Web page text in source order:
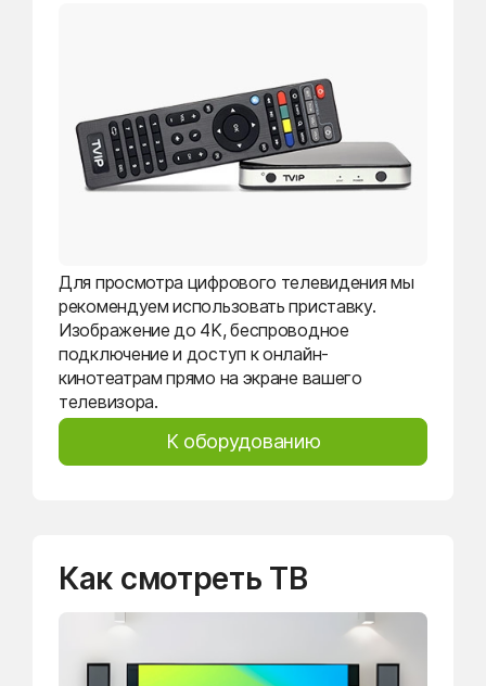
Для просмотра цифрового телевидения мы
рекомендуем использовать приставку.
Изображение до 4K, беспроводное
подключение и доступ к онлайн-
кинотеатрам прямо на экране вашего
телевизора.
К оборудованию
Как смотреть ТВ